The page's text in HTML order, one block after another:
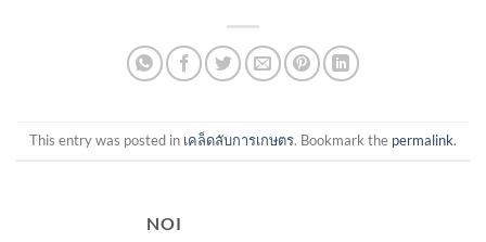
This entry was posted in เคล็ดลับการเกษตร. Bookmark the permalink.
NOI